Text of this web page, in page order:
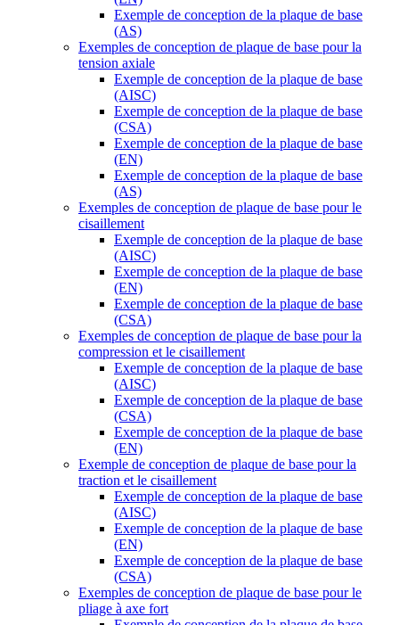
Exemple de conception de la plaque de base
(AS)
Exemples de conception de plaque de base pour la
tension axiale
Exemple de conception de la plaque de base
(AISC)
Exemple de conception de la plaque de base
(CSA)
Exemple de conception de la plaque de base
(EN)
Exemple de conception de la plaque de base
(AS)
Exemples de conception de plaque de base pour le
cisaillement
Exemple de conception de la plaque de base
(AISC)
Exemple de conception de la plaque de base
(EN)
Exemple de conception de la plaque de base
(CSA)
Exemples de conception de plaque de base pour la
compression et le cisaillement
Exemple de conception de la plaque de base
(AISC)
Exemple de conception de la plaque de base
(CSA)
Exemple de conception de la plaque de base
(EN)
Exemple de conception de plaque de base pour la
traction et le cisaillement
Exemple de conception de la plaque de base
(AISC)
Exemple de conception de la plaque de base
(EN)
Exemple de conception de la plaque de base
(CSA)
Exemples de conception de plaque de base pour le
pliage à axe fort